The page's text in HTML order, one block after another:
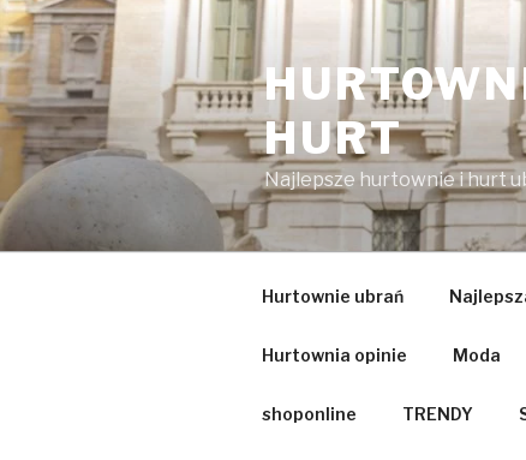
Przejdź
do
treści
HURT
Najlepsze hurtownie i hurt
Hurtownie ubrań
Hurtownia opinie Moda
shoponline TRENDY